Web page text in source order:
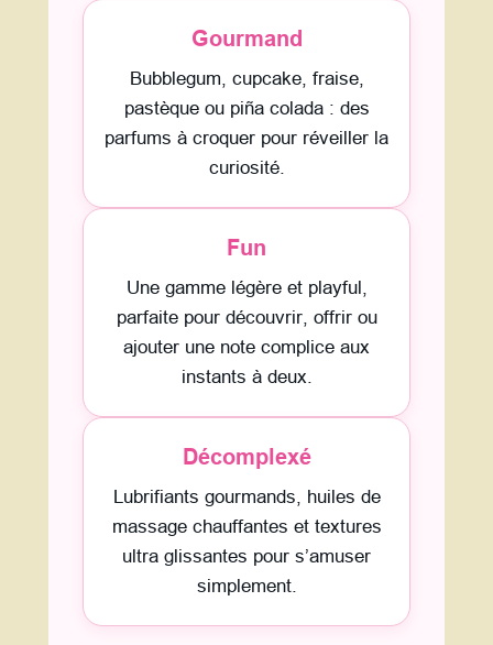
Gourmand
Bubblegum, cupcake, fraise,
pastèque ou piña colada : des
parfums à croquer pour réveiller la
curiosité.
Fun
Une gamme légère et playful,
parfaite pour découvrir, offrir ou
ajouter une note complice aux
instants à deux.
Décomplexé
Lubrifiants gourmands, huiles de
massage chauffantes et textures
ultra glissantes pour s’amuser
simplement.